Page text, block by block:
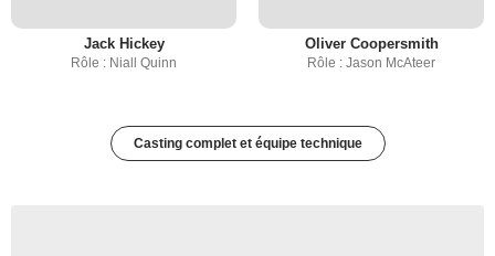
Jack Hickey
Rôle : Niall Quinn
Oliver Coopersmith
Rôle : Jason McAteer
Casting complet et équipe technique